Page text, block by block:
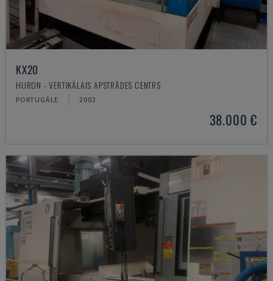
KX20
HURON - VERTIKĀLAIS APSTRĀDES CENTRS
PORTUGĀLE 2002
38.000 €